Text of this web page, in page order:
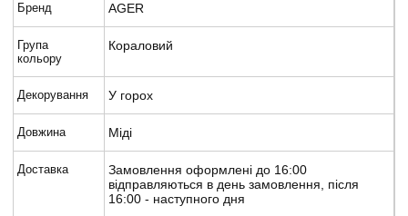
Бренд AGER
Група
кольору
Кораловий
Декорування У горох
Довжина Міді
Доставка
Замовлення оформлені до 16:00
відправляються в день замовлення, після
16:00 - наступного дня